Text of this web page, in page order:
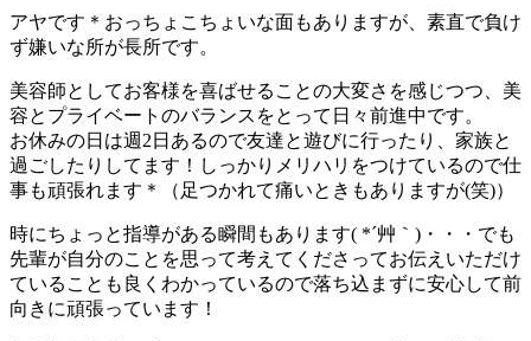
アヤです＊おっちょこちょいな面もありますが、素直で負け
ず嫌いな所が長所です。
美容師としてお客様を喜ばせることの大変さを感じつつ、美
容とプライベートのバランスをとって日々前進中です。
お休みの日は週2日あるので友達と遊びに行ったり、家族と
過ごしたりしてます！しっかりメリハリをつけているので仕
事も頑張れます＊（足つかれて痛いときもありますが(笑)）
時にちょっと指導がある瞬間もあります( *´艸｀)・・・でも
先輩が自分のことを思って考えてくださってお伝えいただけ
ていることも良くわかっているので落ち込まずに安心して前
向きに頑張っています！